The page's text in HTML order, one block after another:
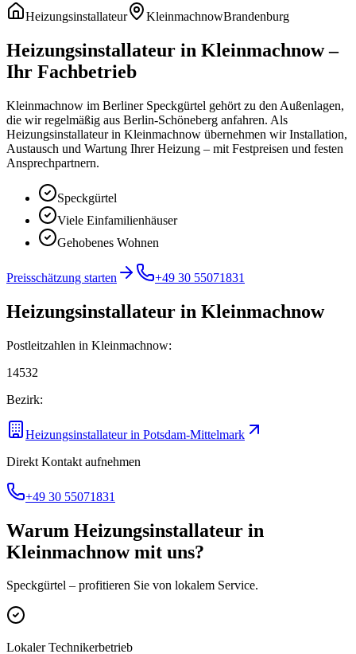
Heizungsinstallateur
KleinmachnowBrandenburg
Heizungsinstallateur in Kleinmachnow–
Ihr Fachbetrieb
Kleinmachnow im Berliner Speckgürtel gehört zu den Außenlagen,
die wir regelmäßig aus Berlin-Schöneberg anfahren. Als
Heizungsinstallateur in Kleinmachnow übernehmen wir Installation,
Austausch und Wartung Ihrer Heizung – mit Festpreisen und festen
Ansprechpartnern.
Speckgürtel
Viele Einfamilienhäuser
Gehobenes Wohnen
Preisschätzung starten +49 30 55071831
Heizungsinstallateur in Kleinmachnow
Postleitzahlen in Kleinmachnow:
14532
Bezirk:
Heizungsinstallateurin Potsdam-Mittelmark
Direkt Kontakt aufnehmen
+49 30 55071831
Warum Heizungsinstallateur in
Kleinmachnowmit uns?
Speckgürtel – profitieren Sie von lokalem Service.
Lokaler Technikerbetrieb